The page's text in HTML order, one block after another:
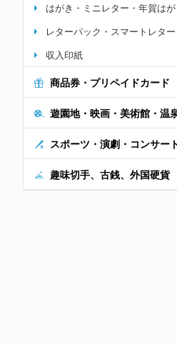
収入印紙 20,000円 収
はがき・ミニレター・年賀はが
レターパック・スマートレター
収入印紙
商品券・プリペイドカード
遊園地・映画・美術館・温
スポーツ・演劇・コンサー
趣味切手、古銭、外国硬貨